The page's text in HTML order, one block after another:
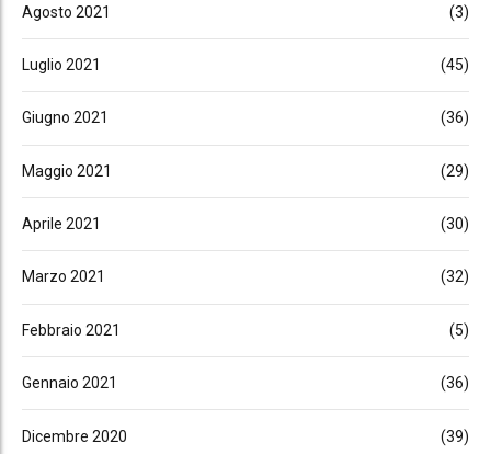
Agosto 2021 (3)
Luglio 2021 (45)
Giugno 2021 (36)
Maggio 2021 (29)
Aprile 2021 (30)
Marzo 2021 (32)
Febbraio 2021 (5)
Gennaio 2021 (36)
Dicembre 2020 (39)